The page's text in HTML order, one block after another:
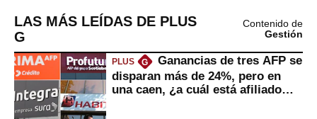
LAS MÁS LEÍDAS DE PLUS
G
Contenido de
Gestión
PLUS G
Ganancias de tres AFP se
disparan más de 24%, pero en
una caen, ¿a cuál está afiliado